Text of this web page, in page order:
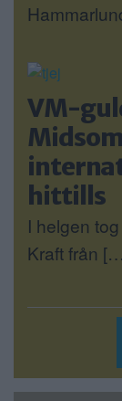
VM-
hittills
I helgen
Kraft från